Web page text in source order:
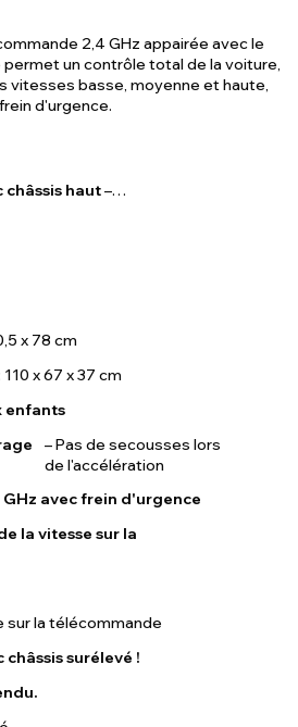
2,4 GHz appairée avec le
permet un contrôle total de la voiture,
vitesses basse, moyenne et haute,
d'urgence.
châssis haut–…
x 78 cm
x 67 x 37 cm
enfants
– Pas de secousses lors
de l'accélération
avec frein d'urgence
la vitesse sur la
sur la télécommande
châssis surélevé !